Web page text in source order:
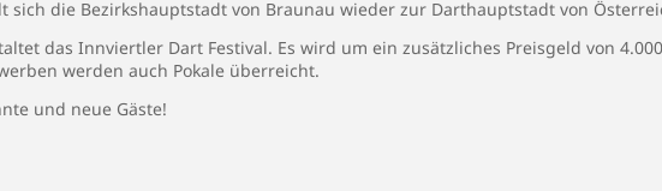
sich die Bezirkshauptstadt von Braunau wieder zur Darthauptstadt von
das Innviertler Dart Festival. Es wird um ein zusätzliches Preisgeld von
werden auch Pokale überreicht.
und neue Gäste!